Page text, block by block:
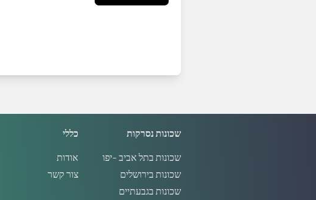
כללי
אודות
צור קשר
שכונות נסרקות
שכונות בתל אביב -יפו
שכונות בירושלים
שכונות בגבעתיים